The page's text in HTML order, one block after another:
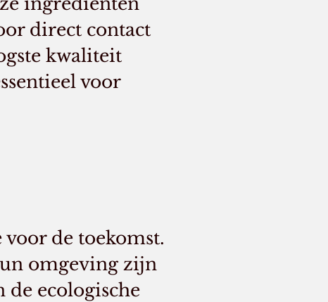
direct contact
kwaliteit
voor
de toekomst.
omgeving zijn
de ecologische